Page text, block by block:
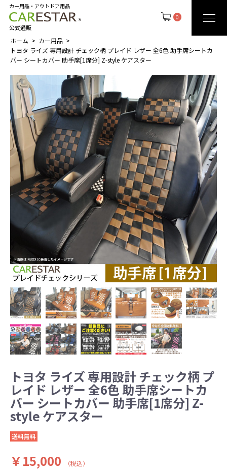
0
カー用品・アウトドア用品
公式通販
ホーム
カー用品
トヨタ ライズ 専用設計 チェック柄 プレイド レザー 全6色 助手席シートカ
バー シートカバー 助手席[1席分] Z-style ケアスター
トヨタ ライズ 専用設計 チェック柄 プ
レイド レザー 全6色 助手席シートカ
バー シートカバー 助手席[1席分] Z-
style ケアスター
送料無料
￥15,000 （税込）